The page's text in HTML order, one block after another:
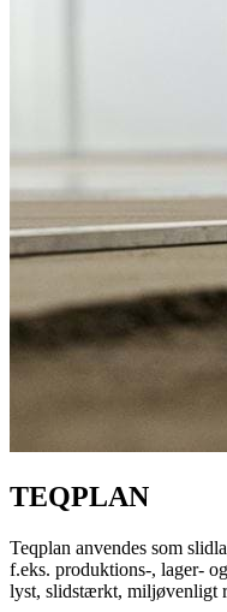
TEQPLAN
Teqplan anvendes som
f.eks. produktions-, lager-
lyst, slidstærkt, miljøvenligt